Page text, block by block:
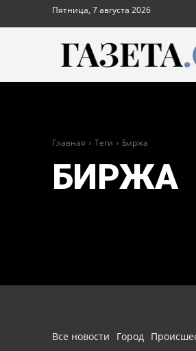
Пятница, 7 августа 2026
Главная Теги Биржа
БИРЖА
Все новости Город